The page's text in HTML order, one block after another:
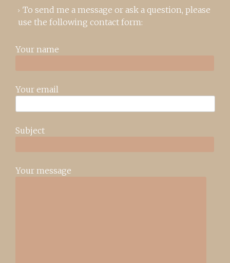
To send me a message or ask a question, please
use the following contact form:
Your name
Your email
Subject
Your message